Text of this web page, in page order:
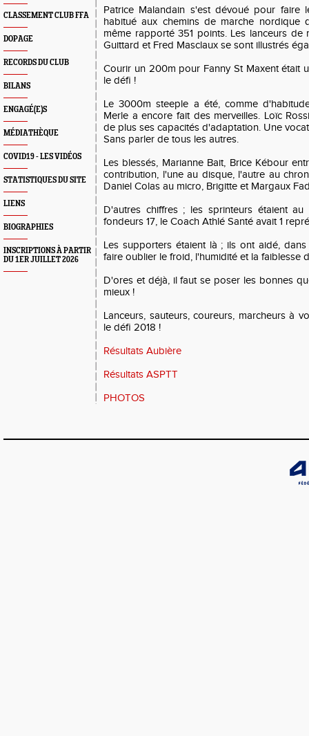
CLASSEMENT CLUB FFA
DOPAGE
RECORDS DU CLUB
BILANS
ENGAGÉ(E)S
MÉDIATHÈQUE
COVID19 - LES VIDÉOS
STATISTIQUES DU SITE
LIENS
BIOGRAPHIES
INSCRIPTIONS À PARTIR
DU 1ER JUILLET 2026
Patrice Malandain s'est dévoué pour
habitué aux chemins de marche
même rapporté 351 points. Les lanceurs de
Guittard et Fred Masclaux se sont illustrés
Courir un 200m pour Fanny St Maxent était
le défi !
Le 3000m steeple a été, comme
Merle a encore fait des merveilles. Loïc
de plus ses capacités d'adaptation. Une
Sans parler de tous les autres.
Les blessés, Marianne Bait, Brice Kébour
contribution, l'une au disque, l'autre au
Daniel Colas au micro, Brigitte et Margaux
D'autres chiffres ; les sprinteurs étaient
fondeurs 17, le Coach Athlé Santé avait 1
Les supporters étaient là ; ils ont aidé,
faire oublier le froid, l'humidité et la faiblesse
D'ores et déjà, il faut se poser les bonnes
mieux !
Lanceurs, sauteurs, coureurs, marcheurs à
le défi 2018 !
Résultats Aubière
Résultats ASPTT
PHOTOS